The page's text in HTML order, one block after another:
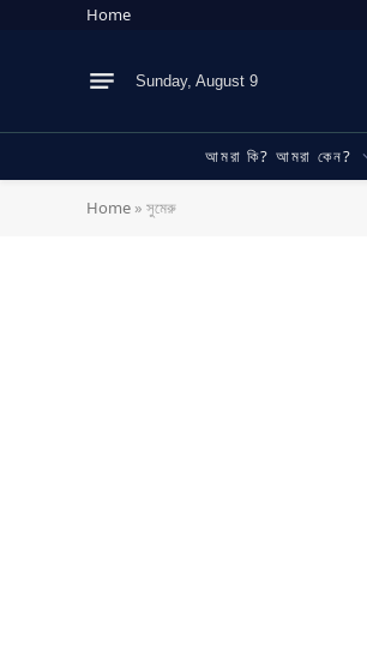
Home
Sunday, August 9
আমরা কি? আমরা কেন?
Home » সুমেরু